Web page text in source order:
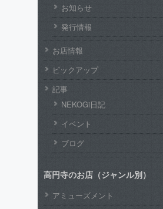
お知らせ
発行情報
お店情報
ピックアップ
記事
NEKOGi日記
イベント
ブログ
高円寺のお店（ジャンル別）
アミューズメント